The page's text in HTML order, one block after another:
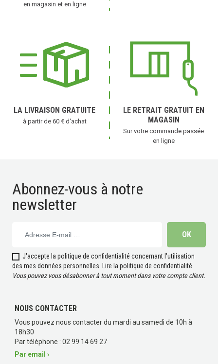
en magasin et en ligne
LA LIVRAISON GRATUITE
à partir de 60 € d'achat
LE RETRAIT GRATUIT EN
MAGASIN
Sur votre commande passée
en ligne
Abonnez-vous à notre
newsletter
J'accepte la politique de confidentialité concernant l'utilisation
des mes données personnelles. Lire la politique de confidentialité.
Vous pouvez vous désabonner à tout moment dans votre compte client.
NOUS CONTACTER
Vous pouvez nous contacter du mardi au samedi de 10h à
18h30
Par téléphone : 02 99 14 69 27
Par email ›